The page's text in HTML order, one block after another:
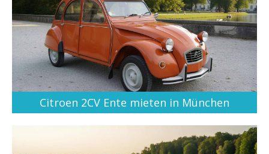
Citroen 2CV Ente mieten in München